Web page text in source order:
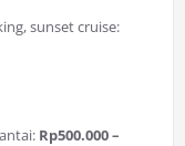
sunset cruise:
Rp500.000 –